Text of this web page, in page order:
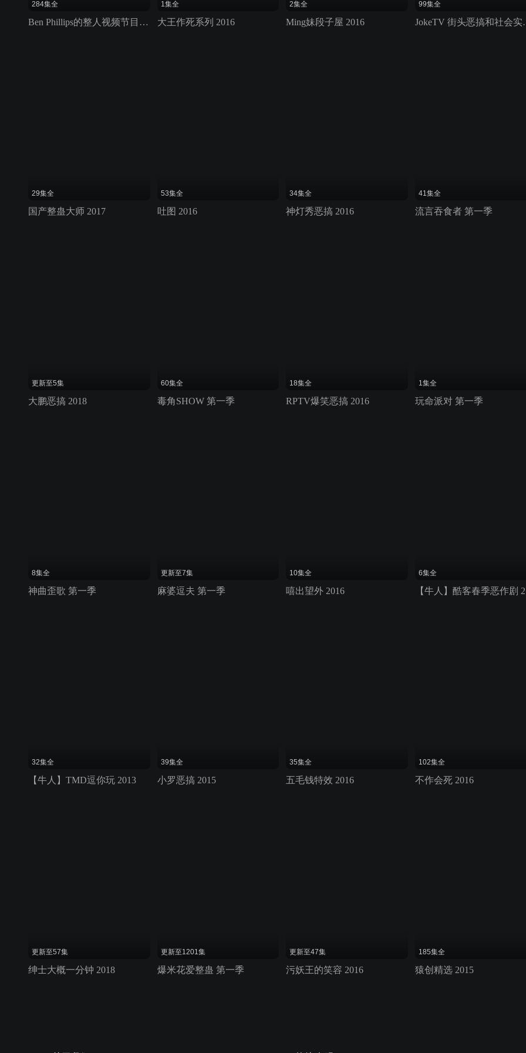
284集全
Ben Phillips的整人视频节目 第一季
1集全
大王作死系列 2016
2集全
Ming妹段子屋 2016
99集全
29集全
国产整蛊大师 2017
53集全
吐图 2016
34集全
神灯秀恶搞 2016
41集全
流言吞食者 第一季
更新至5集
大鹏恶搞 2018
60集全
毒角SHOW 第一季
18集全
RPTV爆笑恶搞 2016
1集全
玩命派对 第一季
8集全
神曲歪歌 第一季
更新至7集
麻婆逗夫 第一季
10集全
嘻出望外 2016
6集全
32集全
【牛人】TMD逗你玩 2013
39集全
小罗恶搞 2015
35集全
五毛钱特效 2016
102集全
不作会死 2016
更新至57集
绅士大概一分钟 2018
更新至1201集
爆米花爱整蛊 第一季
更新至47集
污妖王的笑容 2016
185集全
猿创精选 2015